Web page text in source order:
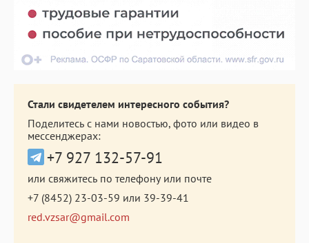
Стали свидетелем интересного события?
Поделитесь с нами новостью, фото или видео в
мессенджерах:
+7 927 132-57-91
или свяжитесь по телефону или почте
+7 (8452) 23-03-59 или 39-39-41
red.vzsar@gmail.com